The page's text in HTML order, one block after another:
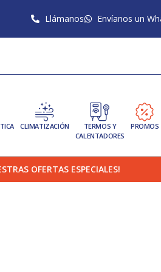
Llámanos Envíanos un
CLIMATIZACIÓN
TERMOS Y
CALENTADORES
PROMOS
OFERTAS ESPECIALES!